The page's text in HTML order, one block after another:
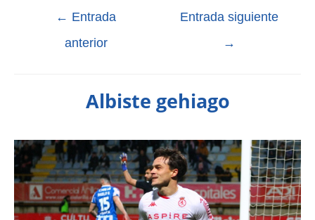
← Entrada
anterior
Entrada siguiente
→
Albiste gehiago